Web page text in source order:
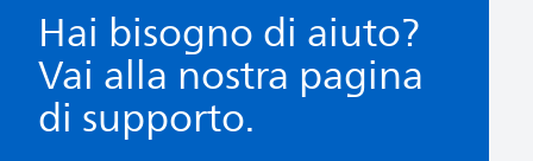
Hai bisogno di aiuto?
Vai alla nostra pagina
di supporto.